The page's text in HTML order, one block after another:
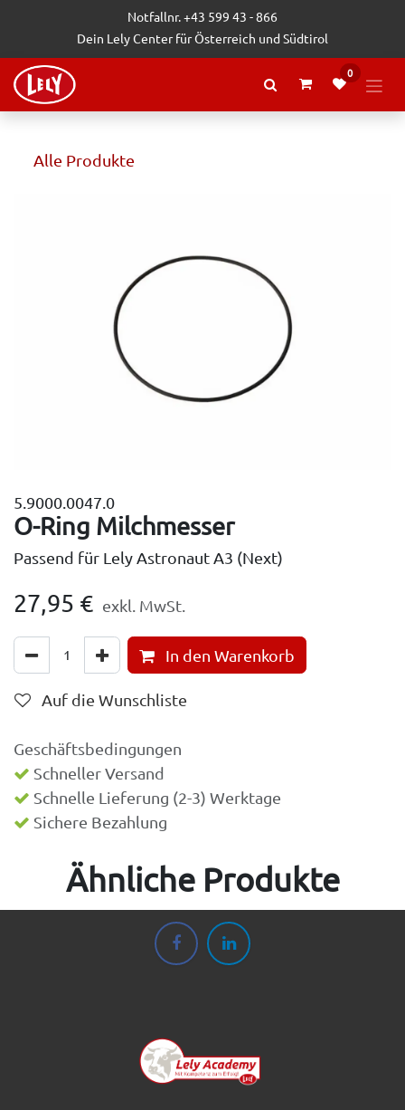
Zum Inhalt springenNotfallnr. +43 599 43 - 866
Dein Lely Center für Österreich und Südtirol
0
Alle Produkte
5.9000.0047.0
O-Ring Milchmesser
Passend für Lely Astronaut A3 (Next)
27,95 € exkl. MwSt.
In den Warenkorb
Auf die Wunschliste
Geschäftsbedingungen
Schneller Versand
Schnelle Lieferung (2-3) Werktage
Sichere Bezahlung
Ähnliche Produkte